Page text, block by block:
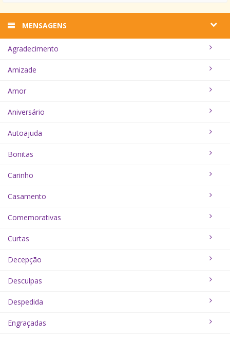
MENSAGENS
Agradecimento
Amizade
Amor
Aniversário
Autoajuda
Bonitas
Carinho
Casamento
Comemorativas
Curtas
Decepção
Desculpas
Despedida
Engraçadas